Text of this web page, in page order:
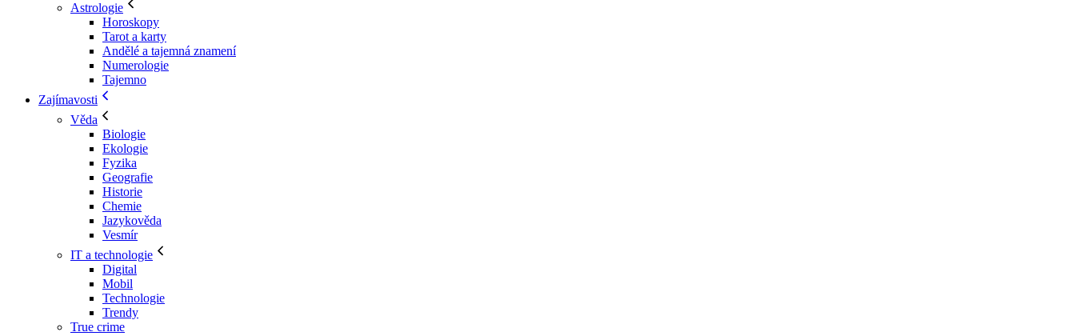
Astrologie
Horoskopy
Tarot a karty
Andělé a tajemná znamení
Numerologie
Tajemno
Zajímavosti
Věda
Biologie
Ekologie
Fyzika
Geografie
Historie
Chemie
Jazykověda
Vesmír
IT a technologie
Digital
Mobil
Technologie
Trendy
True crime